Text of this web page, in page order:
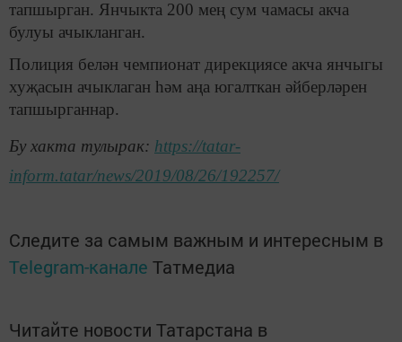
тапшырган. Янчыкта 200 мең сум чамасы акча
булуы ачыкланган.
Полиция белән чемпионат дирекциясе акча янчыгы
хуҗасын ачыклаган һәм аңа югалткан әйберләрен
тапшырганнар.
Бу хакта тулырак: https://tatar-
inform.tatar/news/2019/08/26/192257/
Следите за самым важным и интересным в
Telegram-канале Татмедиа
Читайте новости Татарстана в